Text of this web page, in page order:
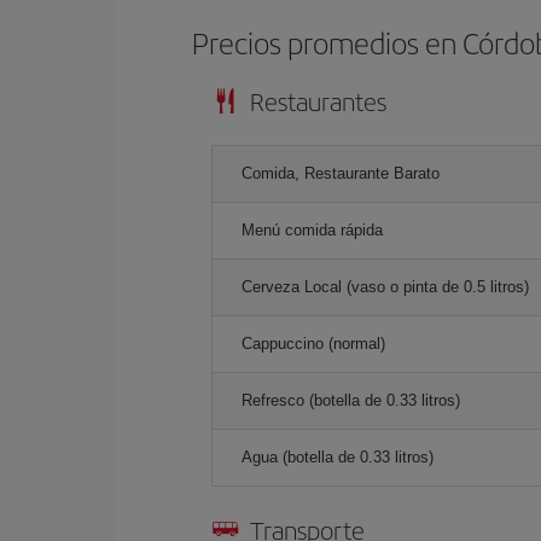
Precios promedios en
Restaurantes
Comida, Restaurante Barato
Menú comida rápida
Cerveza Local (vaso o pinta de 0.5 litros)
Cappuccino (normal)
Refresco (botella de 0.33 litros)
Agua (botella de 0.33 litros)
Transporte